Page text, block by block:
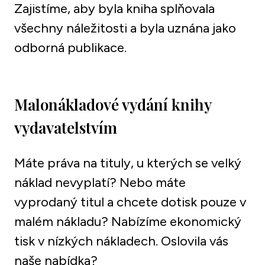
Zajistíme, aby byla kniha splňovala
všechny náležitosti a byla uznána jako
odborná publikace.
Malonákladové vydání knihy
vydavatelstvím
Máte práva na tituly, u kterých se velký
náklad nevyplatí? Nebo máte
vyprodaný titul a chcete dotisk pouze v
malém nákladu? Nabízíme ekonomický
tisk v nízkých nákladech. Oslovila vás
naše nabídka?